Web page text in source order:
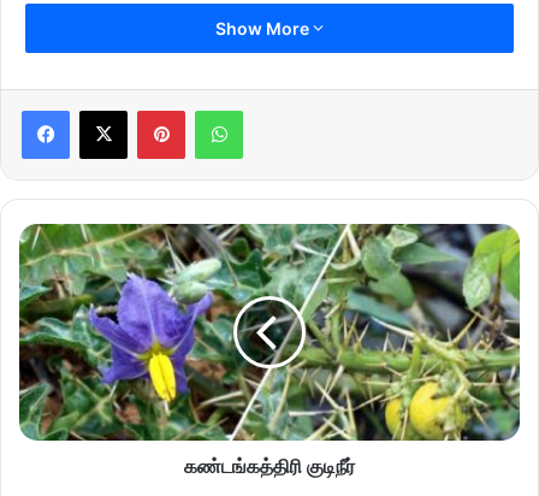
Show More
கண்டங்கத்திரி குடிநீர்